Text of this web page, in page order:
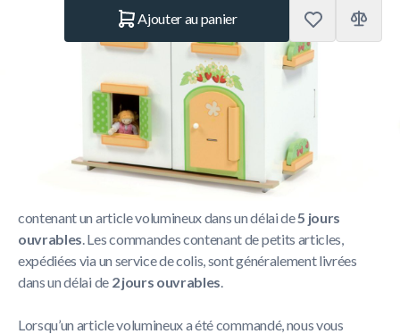
Ajouter au panier
Politique de livraison
La livraison prend généralement entre
1 et 5 jours
ouvrables.
Nous nous efforçons de livrer toutes les commandes
contenant un article volumineux dans un délai de5 jours
ouvrables. Les commandes contenant de petits articles,
expédiées via un service de colis, sont généralement livrées
dans un délai de 2 jours ouvrables.
Lorsqu’un article volumineux a été commandé, nous vous